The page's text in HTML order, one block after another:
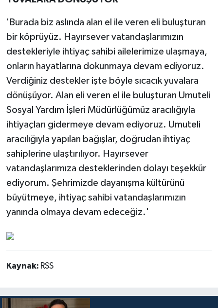
'Burada biz aslında alan el ile veren eli buluşturan
bir köprüyüz. Hayırsever vatandaşlarımızın
destekleriyle ihtiyaç sahibi ailelerimize ulaşmaya,
onların hayatlarına dokunmaya devam ediyoruz.
Verdiğiniz destekler işte böyle sıcacık yuvalara
dönüşüyor. Alan eli veren el ile buluşturan Umuteli
Sosyal Yardım İşleri Müdürlüğümüz aracılığıyla
ihtiyaçları gidermeye devam ediyoruz. Umuteli
aracılığıyla yapılan bağışlar, doğrudan ihtiyaç
sahiplerine ulaştırılıyor. Hayırsever
vatandaşlarımıza desteklerinden dolayı teşekkür
ediyorum. Şehrimizde dayanışma kültürünü
büyütmeye, ihtiyaç sahibi vatandaşlarımızın
yanında olmaya devam edeceğiz.'
Kaynak: RSS